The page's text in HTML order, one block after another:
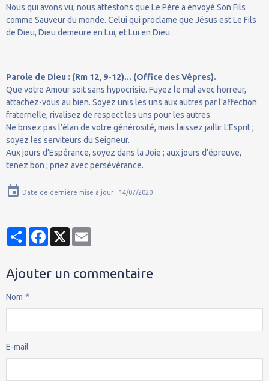
Nous qui avons vu, nous attestons que Le Père a envoyé Son Fils
comme Sauveur du monde. Celui qui proclame que Jésus est Le Fils
de Dieu, Dieu demeure en Lui, et Lui en Dieu.
Parole de Dieu : (Rm 12, 9-12)... (Office des Vêpres).
Que votre Amour soit sans hypocrisie. Fuyez le mal avec horreur,
attachez-vous au bien. Soyez unis les uns aux autres par l’affection
fraternelle, rivalisez de respect les uns pour les autres.
Ne brisez pas l’élan de votre générosité, mais laissez jaillir L’Esprit ;
soyez les serviteurs du Seigneur.
Aux jours d’Espérance, soyez dans la Joie ; aux jours d’épreuve,
tenez bon ; priez avec persévérance.
Date de dernière mise à jour : 14/07/2020
PartagerFacebook
X
Ajouter un commentaire
Nom
E-mail